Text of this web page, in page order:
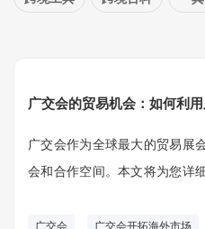
广交会的贸易机会：如何利
广交会作为全球最大的贸易展
会和合作空间。本文将为您详
广交会 广交会开拓海外市场